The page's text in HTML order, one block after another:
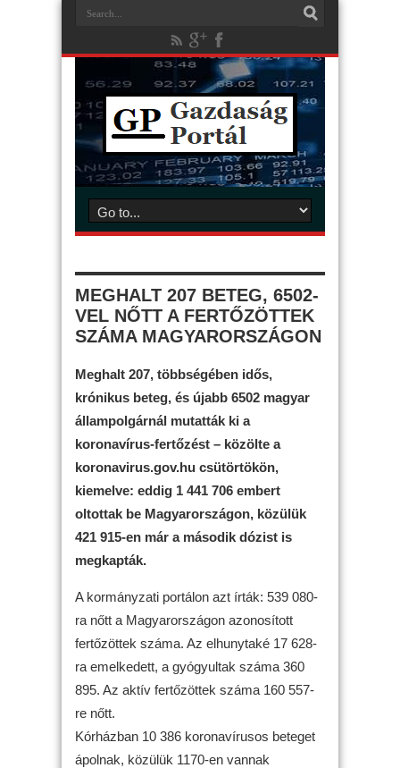
MEGHALT 207 BETEG, 6502-
VEL NŐTT A FERTŐZÖTTEK
SZÁMA MAGYARORSZÁGON
Meghalt 207, többségében idős,
krónikus beteg, és újabb 6502 magyar
állampolgárnál mutatták ki a
koronavírus-fertőzést – közölte a
koronavirus.gov.hu csütörtökön,
kiemelve: eddig 1 441 706 embert
oltottak be Magyarországon, közülük
421 915-en már a második dózist is
megkapták.
A kormányzati portálon azt írták: 539 080-
ra nőtt a Magyarországon azonosított
fertőzöttek száma. Az elhunytaké 17 628-
ra emelkedett, a gyógyultak száma 360
895. Az aktív fertőzöttek száma 160 557-
re nőtt.
Kórházban 10 386 koronavírusos beteget
ápolnak, közülük 1170-en vannak